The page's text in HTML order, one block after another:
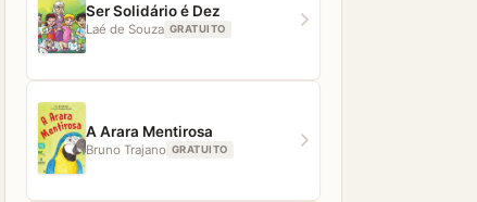
Ser Solidário é Dez
Laé de Souza GRATUITO
A Arara Mentirosa
Bruno Trajano GRATUITO